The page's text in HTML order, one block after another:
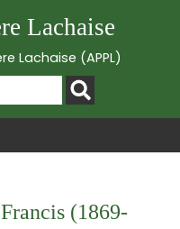
Lachaise
Lachaise (APPL)
(1869-